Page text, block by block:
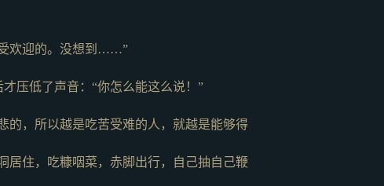
欢迎的。没想到……”
压低了声音： “你怎么能这么说！”
的，所以越是吃苦受难的人，就越是能够得
居住，吃糠咽菜，赤脚出行，自己抽自己鞭